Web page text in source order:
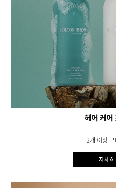
헤어 케어
2개 이상
자세히